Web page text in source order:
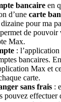
bancaire en
d’une carte
pour ma
de pouvoir
Max.
:
bancaires.
Max et
carte.
sans frais :
effectuer